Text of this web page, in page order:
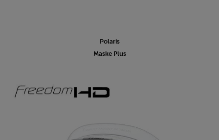
Polaris
Maske Plus